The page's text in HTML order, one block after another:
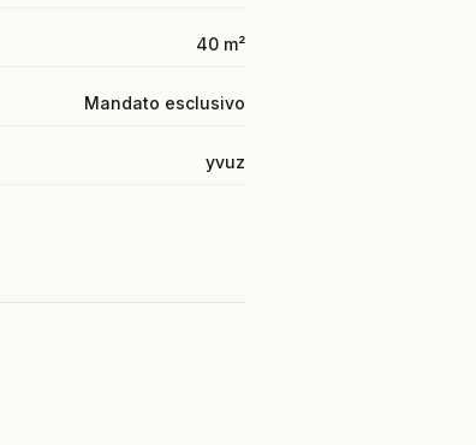
40 m²
Mandato esclusivo
yvuz